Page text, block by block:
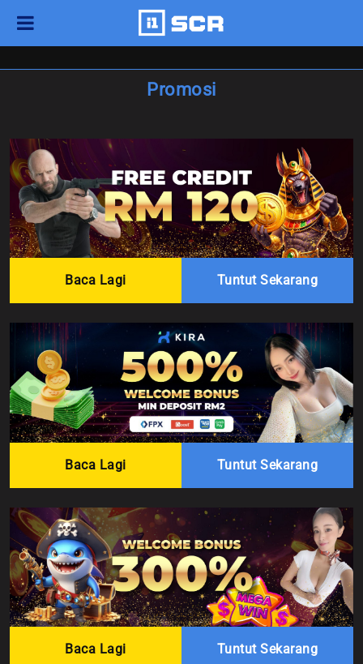
Promosi
Baca Lagi Tuntut Sekarang
Baca Lagi Tuntut Sekarang
Baca Lagi Tuntut Sekarang